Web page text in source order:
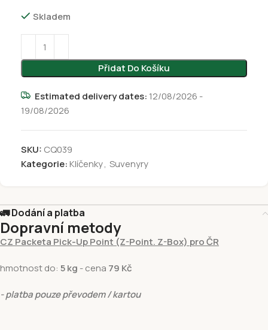
Skladem
Přidat Do Košíku
Estimated delivery dates: 12/08/2026 -
19/08/2026
SKU: CQ039
Kategorie:Klíčenky, Suvenyry
🚛 Dodání a platba
Dopravní metody
CZ Packeta Pick-Up Point (Z-Point. Z-Box) pro ČR
hmotnost do: 5 kg - cena 79 Kč
- platba pouze převodem / kartou